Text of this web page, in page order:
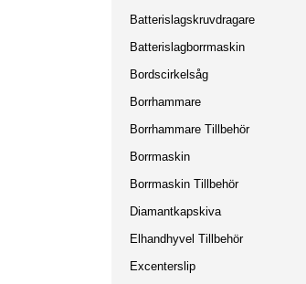
Batterislagskruvdragare
Batterislagborrmaskin
Bordscirkelsåg
Borrhammare
Borrhammare Tillbehör
Borrmaskin
Borrmaskin Tillbehör
Diamantkapskiva
Elhandhyvel Tillbehör
Excenterslip